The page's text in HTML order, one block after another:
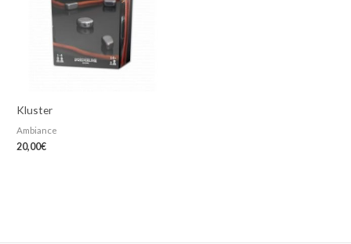
Kluster
Ambiance
20,00€